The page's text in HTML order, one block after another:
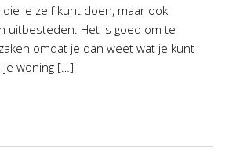
je zelf kunt doen, maar ook
uitbesteden. Het is goed om te
omdat je dan weet wat je kunt
woning […]